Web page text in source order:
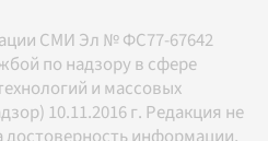
СМИ Эл № ФС77-67642
по надзору в сфере
и массовых
10.11.2016 г. Редакция не